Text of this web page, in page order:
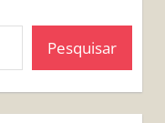
Pesquisar